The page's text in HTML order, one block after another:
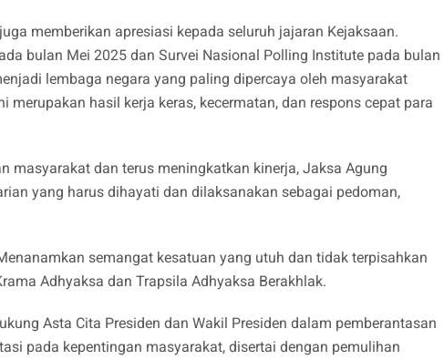
memberikan apresiasi kepada seluruh jajaran Kejaksaan.
bulan Mei 2025 dan Survei Nasional Polling Institute pada bulan
lembaga negara yang paling dipercaya oleh masyarakat
merupakan hasil kerja keras, kecermatan, dan respons cepat para
masyarakat dan terus meningkatkan kinerja, Jaksa Agung
yang harus dihayati dan dilaksanakan sebagai pedoman,
semangat kesatuan yang utuh dan tidak terpisahkan
Adhyaksa dan Trapsila Adhyaksa Berakhlak.
Asta Cita Presiden dan Wakil Presiden dalam pemberantasan
pada kepentingan masyarakat, disertai dengan pemulihan